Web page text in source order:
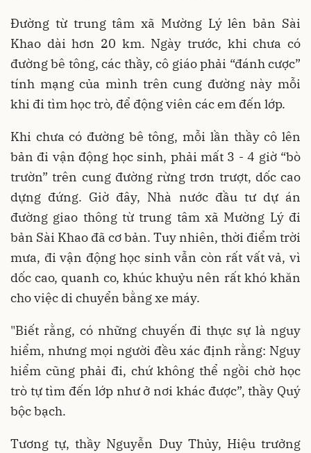
Đường từ trung tâm xã Mường Lý lên bản Sài
Khao dài hơn 20 km. Ngày trước, khi chưa có
đường bê tông, các thầy, cô giáo phải “đánh cược”
tính mạng của mình trên cung đường này mỗi
khi đi tìm học trò, để động viên các em đến lớp.
Khi chưa có đường bê tông, mỗi lần thầy cô lên
bản đi vận động học sinh, phải mất 3 - 4 giờ “bò
trườn” trên cung đường rừng trơn trượt, dốc cao
dựng đứng. Giờ đây, Nhà nước đầu tư dự án
đường giao thông từ trung tâm xã Mường Lý đi
bản Sài Khao đã cơ bản. Tuy nhiên, thời điểm trời
mưa, đi vận động học sinh vẫn còn rất vất vả, vì
dốc cao, quanh co, khúc khuỷu nên rất khó khăn
cho việc di chuyển bằng xe máy.
"Biết rằng, có những chuyến đi thực sự là nguy
hiểm, nhưng mọi người đều xác định rằng: Nguy
hiểm cũng phải đi, chứ không thể ngồi chờ học
trò tự tìm đến lớp như ở nơi khác được”, thầy Quý
bộc bạch.
Tương tự, thầy Nguyễn Duy Thủy, Hiệu trưởng